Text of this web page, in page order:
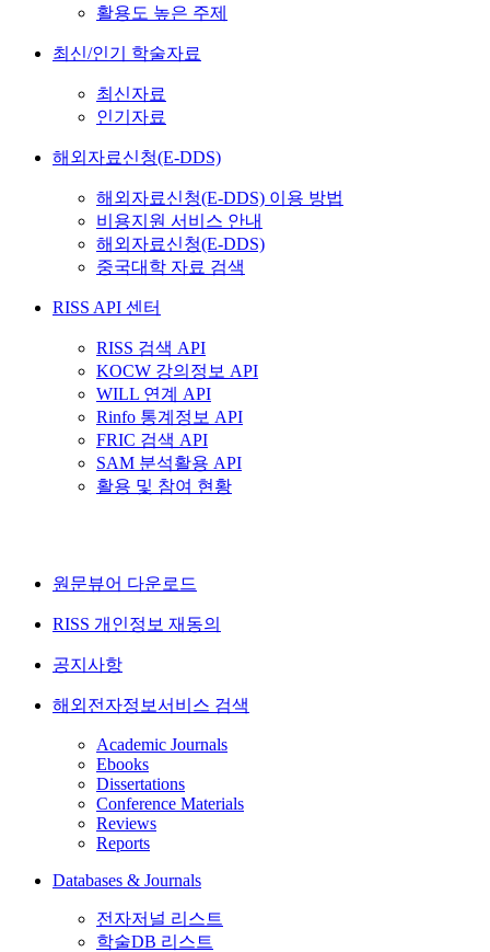
활용도 높은 주제
최신/인기 학술자료
최신자료
인기자료
해외자료신청(E-DDS)
해외자료신청(E-DDS) 이용 방법
비용지원 서비스 안내
해외자료신청(E-DDS)
중국대학 자료 검색
RISS API 센터
RISS 검색 API
KOCW 강의정보 API
WILL 연계 API
Rinfo 통계정보 API
FRIC 검색 API
SAM 분석활용 API
활용 및 참여 현황
원문뷰어 다운로드
RISS 개인정보 재동의
공지사항
해외전자정보서비스 검색
Academic Journals
Ebooks
Dissertations
Conference Materials
Reviews
Reports
Databases & Journals
전자저널 리스트
학술DB 리스트